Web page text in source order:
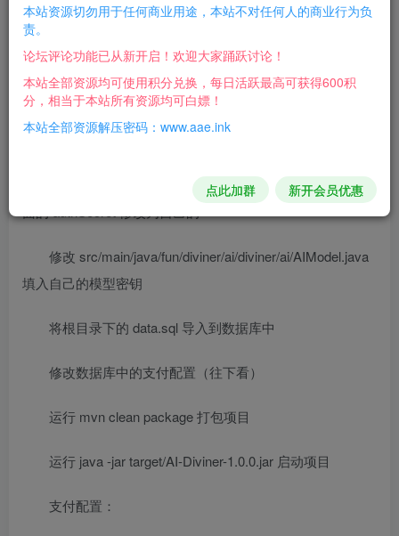
修改 src/main/java/fun/diviner/ai/entity/Special.java 将里
面的 authSecret 修改为自己的
修改 src/main/java/fun/diviner/ai/diviner/ai/AIModel.java
填入自己的模型密钥
将根目录下的 data.sql 导入到数据库中
修改数据库中的支付配置（往下看）
运行 mvn clean package 打包项目
运行 java -jar target/AI-Diviner-1.0.0.jar 启动项目
支付配置：
本站资源切勿用于任何商业用途，本站不对任何人的商业行为负
责。
论坛评论功能已从新开启！欢迎大家踊跃讨论！
本站全部资源均可使用积分兑换，每日活跃最高可获得600积
分，相当于本站所有资源均可白嫖！
本站全部资源解压密码：www.aae.ink
点此加群 新开会员优惠